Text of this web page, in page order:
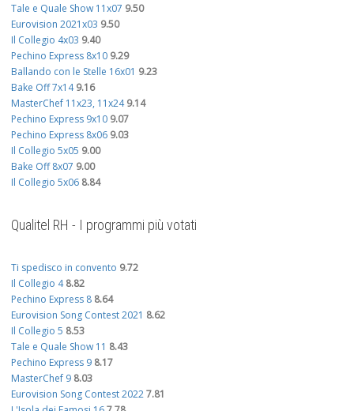
Tale e Quale Show 11x07 9.50
Eurovision 2021x03 9.50
Il Collegio 4x03 9.40
Pechino Express 8x10 9.29
Ballando con le Stelle 16x01 9.23
Bake Off 7x14 9.16
MasterChef 11x23, 11x24 9.14
Pechino Express 9x10 9.07
Pechino Express 8x06 9.03
Il Collegio 5x05 9.00
Bake Off 8x07 9.00
Il Collegio 5x06 8.84
Qualitel RH - I programmi più votati
Ti spedisco in convento 9.72
Il Collegio 4 8.82
Pechino Express 8 8.64
Eurovision Song Contest 2021 8.62
Il Collegio 5 8.53
Tale e Quale Show 11 8.43
Pechino Express 9 8.17
MasterChef 9 8.03
Eurovision Song Contest 20227.81